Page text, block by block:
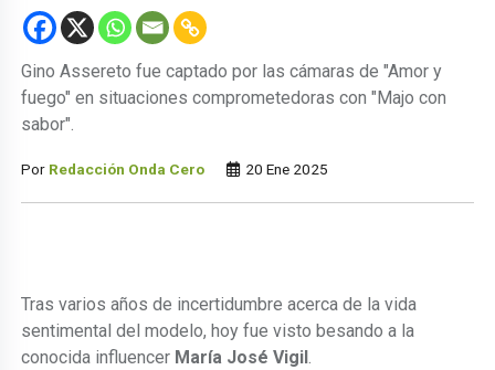
Gino Assereto fue captado por las cámaras de "Amor y
fuego" en situaciones comprometedoras con "Majo con
sabor".
Por Redacción Onda Cero 20 Ene 2025
Tras varios años de incertidumbre acerca de la vida
sentimental del modelo, hoy fue visto besando a la
conocida influencer María José Vigil.